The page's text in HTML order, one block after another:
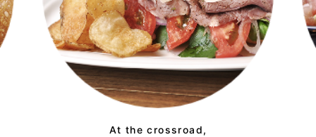
At the crossroad,